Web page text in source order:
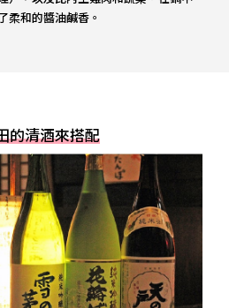
柔和的醬油鹹香。
的清酒來搭配